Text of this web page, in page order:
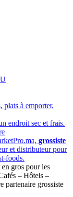
plats à emporter,
endroit sec et frais.
grossiste
et distributeur pour
foods.
gros pour les
– Hôtels –
partenaire grossiste